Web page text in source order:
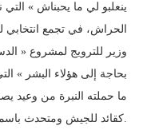
ينعلبو لي ما يحبناش »
الحراش، في تجمع انتخابي
وزير للترويج لمشروع «
بحاجة إلى هؤلاء البشر »
ما حملته النبرة من وعيد
كقائد للجيش ومتحدث باسمه.